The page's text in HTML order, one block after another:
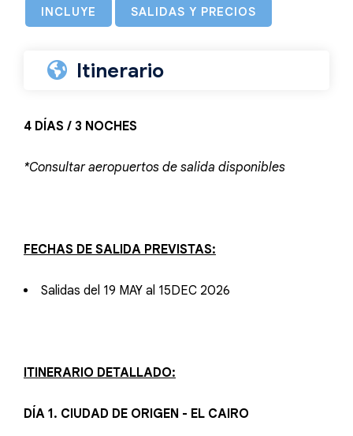
INCLUYE SALIDAS Y PRECIOS
Itinerario
4 DÍAS / 3 NOCHES
*Consultar aeropuertos de salida disponibles
FECHAS DE SALIDA PREVISTAS:
Salidas del 19 MAY al 15DEC 2026
ITINERARIO DETALLADO:
DÍA 1. CIUDAD DE ORIGEN - EL CAIRO